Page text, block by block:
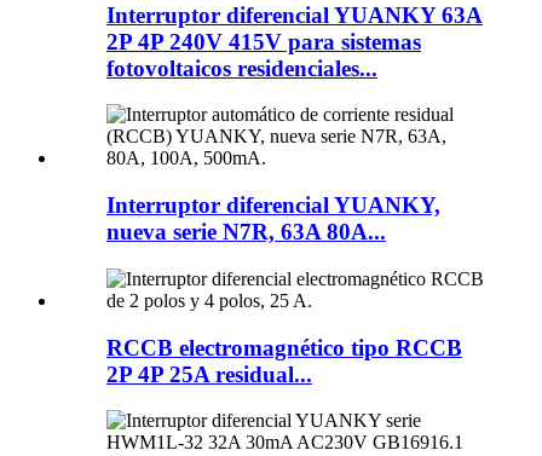
Interruptor diferencial YUANKY 63A
2P 4P 240V 415V para sistemas
fotovoltaicos residenciales...
Interruptor diferencial YUANKY,
nueva serie N7R, 63A 80A...
RCCB electromagnético tipo RCCB
2P 4P 25A residual...